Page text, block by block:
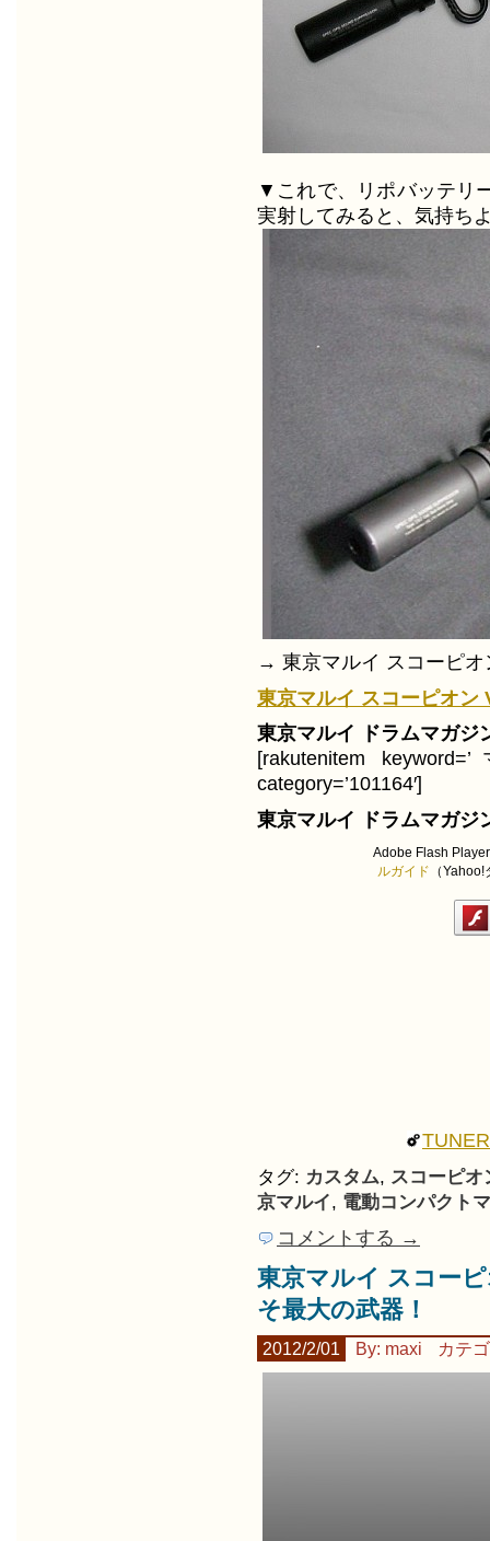
▼これで、リポバッテリ
実射してみると、気持ち
→ 東京マルイ スコーピ
東京マルイ スコーピオン
東京マルイ ドラムマガジ
[rakutenitem
category=’101164′]
東京マルイ ドラムマガジ
Adobe Flash
ルガイド （
タグ: カスタム, スコーピオ
京マルイ, 電動コンパクト
コメントする →
東京マルイ スコー
そ最大の武器！
2012/2/01 By: maxi カテ